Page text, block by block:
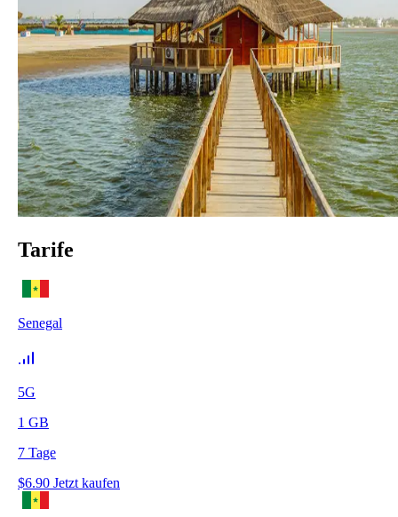
Tarife
Senegal
5G
1 GB
7 Tage
$6.90 Jetzt kaufen